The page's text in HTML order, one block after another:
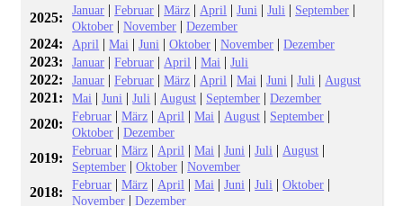
2025: Januar |Februar |März | April |Juni |Juli | September |
Oktober |November |Dezember
2024: April |Mai |Juni |Oktober |November |Dezember
2023: Januar |Februar | April |Mai |Juli
2022: Januar |Februar |März | April |Mai |Juni |Juli | August
2021: Mai |Juni |Juli | August | September |Dezember
2020: Februar |März | April |Mai | August | September |
Oktober |Dezember
2019: Februar |März | April |Mai |Juni |Juli | August |
September |Oktober |November
2018: Februar |März | April |Mai |Juni |Juli |Oktober |
November |Dezember